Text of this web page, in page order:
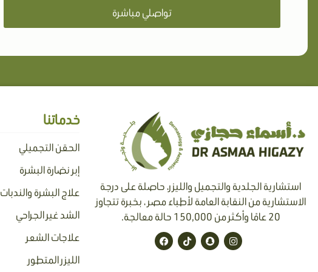
تواصلي مباشرة
استشارية الجلدية والتجميل والليزر، حاصلة على درجة
الاستشارية من النقابة العامة لأطباء مصر ، بخبرة تتجاوز
20 عامًا وأكثر من 150,000 حالة معالجة.
I
n
s
S
n
a
T
i
k
F
a
c
خدماتنا
الحقن التجميلي
إبر نضارة البشرة
علاج البشرة والندبات
الشد غير الجراحي
علاجات الشعر
الليزر المتطور